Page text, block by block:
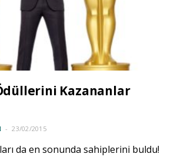
Kazananlar
23/02/2015
da en sonunda sahiplerini buldu!